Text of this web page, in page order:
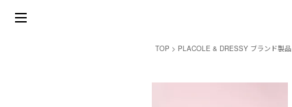
TOP PLACOLE & DRESSY ブランド製品